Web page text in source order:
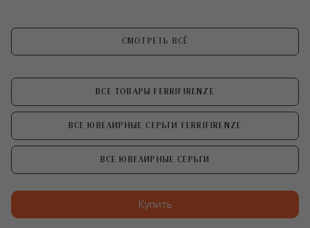
СМОТРЕТЬ ВСЁ
ВСЕ ТОВАРЫ FERRIFIRENZE
ВСЕ ЮВЕЛИРНЫЕ СЕРЬГИ FERRIFIRENZE
ВСЕ ЮВЕЛИРНЫЕ СЕРЬГИ
Купить